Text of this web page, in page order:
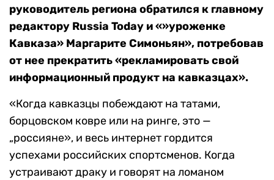
руководитель региона обратился к главному
редактору Russia Today и «»уроженке
Кавказа» Маргарите Симоньян», потребовав
от нее прекратить «рекламировать свой
информационный продукт на кавказцах».
«Когда кавказцы побеждают на татами,
борцовском ковре или на ринге, это —
„россияне», и весь интернет гордится
успехами российских спортсменов. Когда
устраивают драку и говорят на ломаном